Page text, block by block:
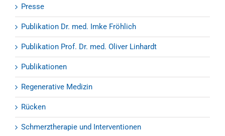
Presse
Publikation Dr. med. Imke Fröhlich
Publikation Prof. Dr. med. Oliver Linhardt
Publikationen
Regenerative Medizin
Rücken
Schmerztherapie und Interventionen